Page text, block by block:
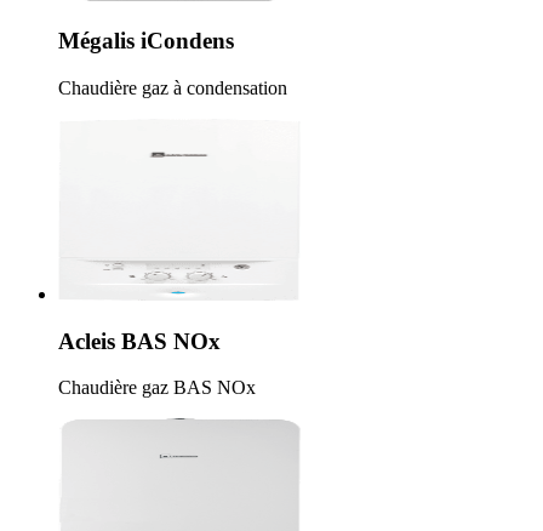
Mégalis iCondens
Chaudière gaz à condensation
Acleis BAS NOx
Chaudière gaz BAS NOx